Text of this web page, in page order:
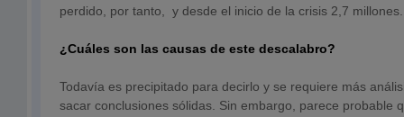
perdido, por tanto, y desde el inicio de la crisis 2,7 millones.
¿Cuáles son las causas de este descalabro?
Todavía es precipitado para decirlo y se requiere más
sacar conclusiones sólidas. Sin embargo, parece probable